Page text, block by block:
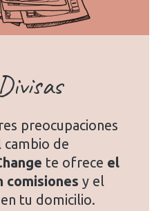
preocupaciones
cambio de
te ofrece el
comisiones y el
tu domicilio.